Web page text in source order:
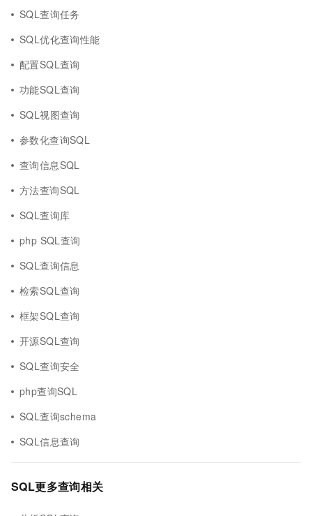
SQL查询任务
SQL优化查询性能
配置SQL查询
功能SQL查询
SQL视图查询
参数化查询SQL
查询信息SQL
方法查询SQL
SQL查询库
php SQL查询
SQL查询信息
检索SQL查询
框架SQL查询
开源SQL查询
SQL查询安全
php查询SQL
SQL查询schema
SQL信息查询
SQL更多查询相关